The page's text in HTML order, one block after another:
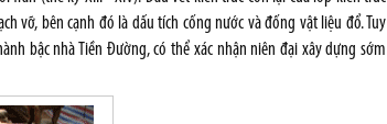
vỡ, bên cạnh đó là dấu tích cống nước và đống vật liệu đổ. Tuy
bậc nhà Tiền Đường, có thể xác nhận niên đại xây dựng sớm